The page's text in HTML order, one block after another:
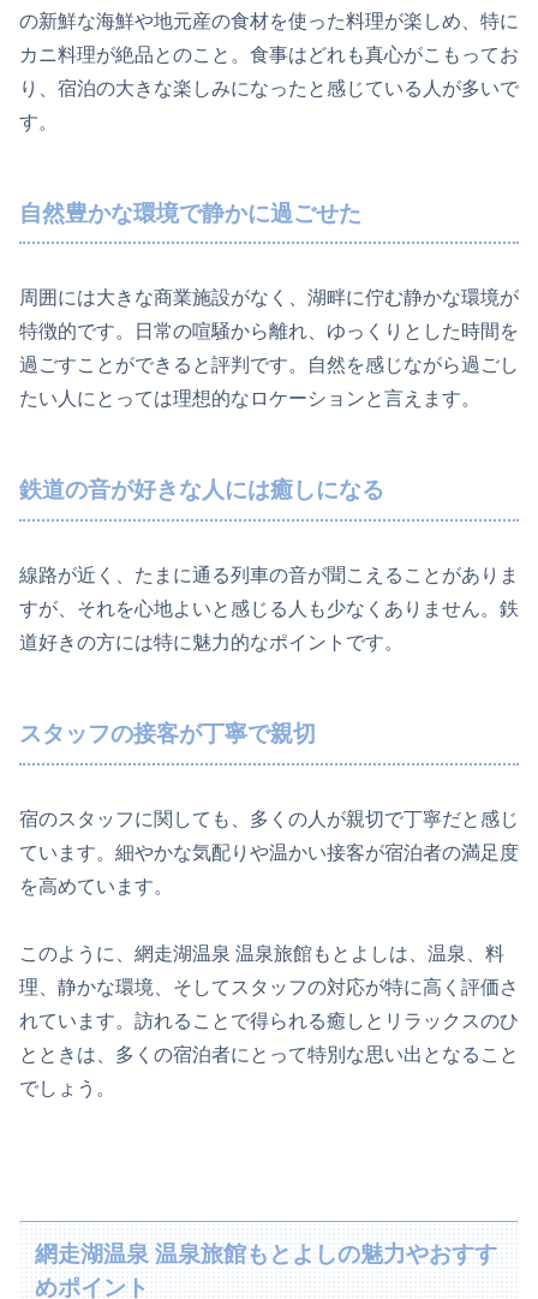
の新鮮な海鮮や地元産の食材を使った料理が楽しめ、特に
カニ料理が絶品とのこと。食事はどれも真心がこもってお
り、宿泊の大きな楽しみになったと感じている人が多いで
す。
自然豊かな環境で静かに過ごせた
周囲には大きな商業施設がなく、湖畔に佇む静かな環境が
特徴的です。日常の喧騒から離れ、ゆっくりとした時間を
過ごすことができると評判です。自然を感じながら過ごし
たい人にとっては理想的なロケーションと言えます。
鉄道の音が好きな人には癒しになる
線路が近く、たまに通る列車の音が聞こえることがありま
すが、それを心地よいと感じる人も少なくありません。鉄
道好きの方には特に魅力的なポイントです。
スタッフの接客が丁寧で親切
宿のスタッフに関しても、多くの人が親切で丁寧だと感じ
ています。細やかな気配りや温かい接客が宿泊者の満足度
を高めています。
このように、網走湖温泉 温泉旅館もとよしは、温泉、料
理、静かな環境、そしてスタッフの対応が特に高く評価さ
れています。訪れることで得られる癒しとリラックスのひ
とときは、多くの宿泊者にとって特別な思い出となること
でしょう。
網走湖温泉 温泉旅館もとよしの魅力やおすす
めポイント